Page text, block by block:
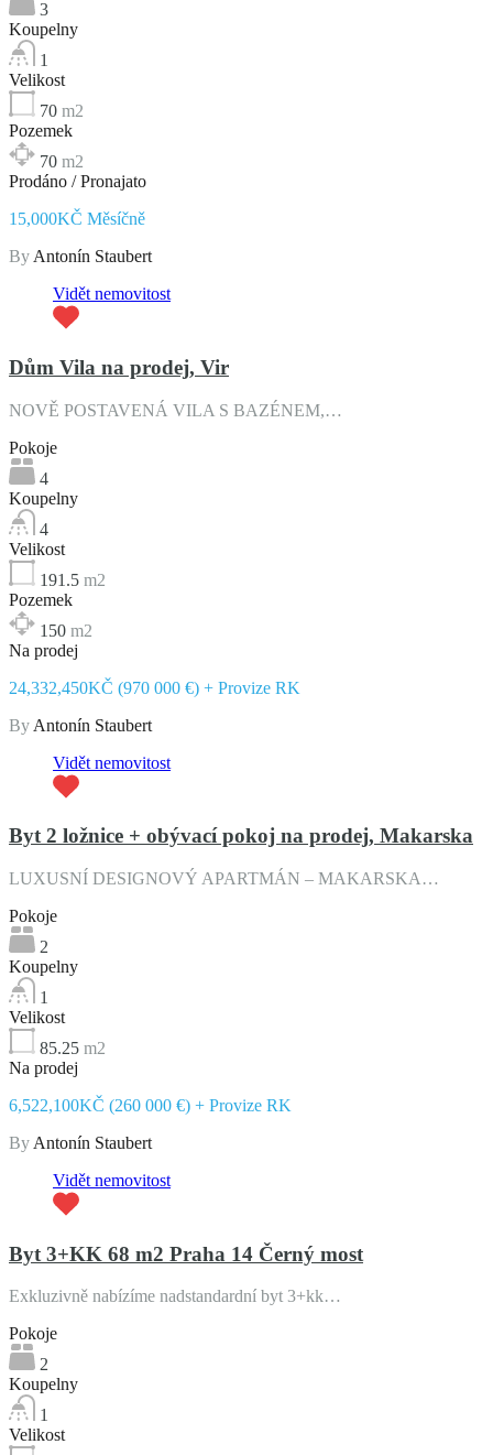
3
Koupelny
1
Velikost
70 m2
Pozemek
70 m2
Prodáno / Pronajato
15,000KČ Měsíčně
By Antonín Staubert
Vidět nemovitost
Dům Vila na prodej, Vir
NOVĚ POSTAVENÁ VILA S BAZÉNEM,…
Pokoje
4
Koupelny
4
Velikost
191.5 m2
Pozemek
150 m2
Na prodej
24,332,450KČ (970 000 €) + Provize RK
By Antonín Staubert
Vidět nemovitost
Byt 2 ložnice + obývací pokoj na prodej, Makarska
LUXUSNÍ DESIGNOVÝ APARTMÁN – MAKARSKA…
Pokoje
2
Koupelny
1
Velikost
85.25 m2
Na prodej
6,522,100KČ (260 000 €) + Provize RK
By Antonín Staubert
Vidět nemovitost
Byt 3+KK 68 m2 Praha 14 Černý most
Exkluzivně nabízíme nadstandardní byt 3+kk…
Pokoje
2
Koupelny
1
Velikost